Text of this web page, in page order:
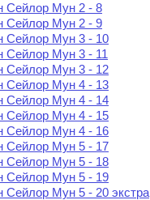
Сейлор Мун 2 - 8
Сейлор Мун 2 - 9
Сейлор Мун 3 - 10
Сейлор Мун 3 - 11
Сейлор Мун 3 - 12
Сейлор Мун 4 - 13
Сейлор Мун 4 - 14
Сейлор Мун 4 - 15
Сейлор Мун 4 - 16
Сейлор Мун 5 - 17
Сейлор Мун 5 - 18
Сейлор Мун 5 - 19
Сейлор Мун 5 - 20 экстра